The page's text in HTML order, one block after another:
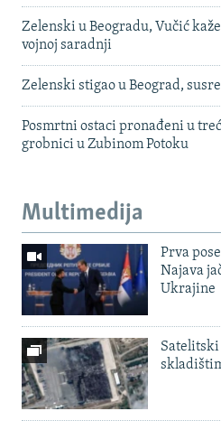
Zelenski u Beogradu, Vučić
vojnoj saradnji
Zelenski stigao u Beograd,
Posmrtni ostaci pronađeni u
grobnici u Zubinom Potoku
Multimedija
Prva
Najava
Ukrajine